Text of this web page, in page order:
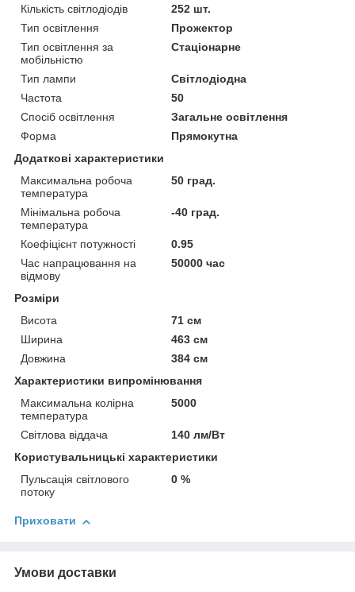
Кількість світлодіодів
252 шт.
Тип освітлення
Прожектор
Тип освітлення за
мобільністю
Стаціонарне
Тип лампи
Світлодіодна
Частота
50
Спосіб освітлення
Загальне освітлення
Форма
Прямокутна
Додаткові характеристики
Максимальна робоча
температура
50 град.
Мінімальна робоча
температура
-40 град.
Коефіцієнт потужності
0.95
Час напрацювання на
відмову
50000 час
Розміри
Висота
71 см
Ширина
463 см
Довжина
384 см
Характеристики випромінювання
Максимальна колірна
температура
5000
Світлова віддача
140 лм/Вт
Користувальницькі характеристики
Пульсація світлового
потоку
0 %
Приховати
Умови доставки